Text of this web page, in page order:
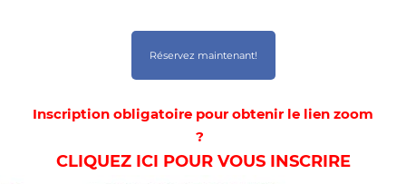
Réservez maintenant!
Inscription obligatoire pour obtenir le lien zoom
?
CLIQUEZ ICI POUR VOUS INSCRIRE